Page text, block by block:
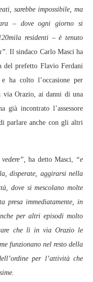
sarebbe impossibile, ma
– dove ogni giorno si
residenti – è tenuto
Il sindaco Carlo Masci ha
del prefetto Flavio Ferdani
ha colto l’occasione per
via Orazio, ai danni di una
già incontrato l’assessore
parlare anche con gli altri
ha detto Masci, “e
disperate, aggirarsi nella
dove si mescolano molte
presa immediatamente, in
per altri episodi molto
che lì in via Orazio le
funzionano nel resto della
per l’attività che